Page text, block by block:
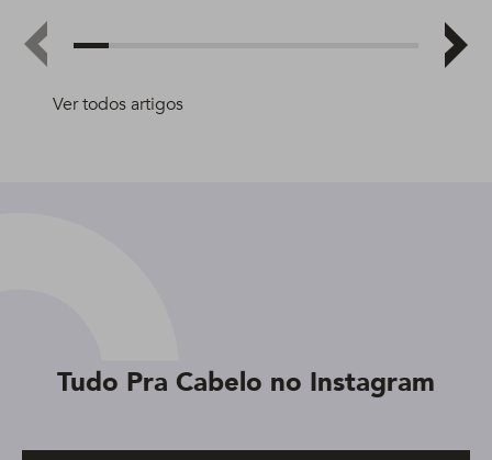
Ver todos artigos
Tudo Pra Cabelo no Instagram